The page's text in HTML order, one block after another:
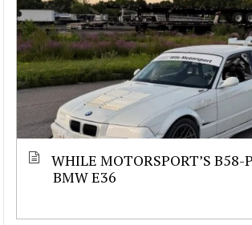
WHILE MOTORSPORT’S B58-
BMW E36